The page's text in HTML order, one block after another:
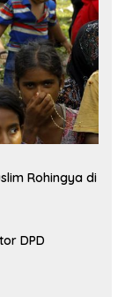
Rohingya di
DPD